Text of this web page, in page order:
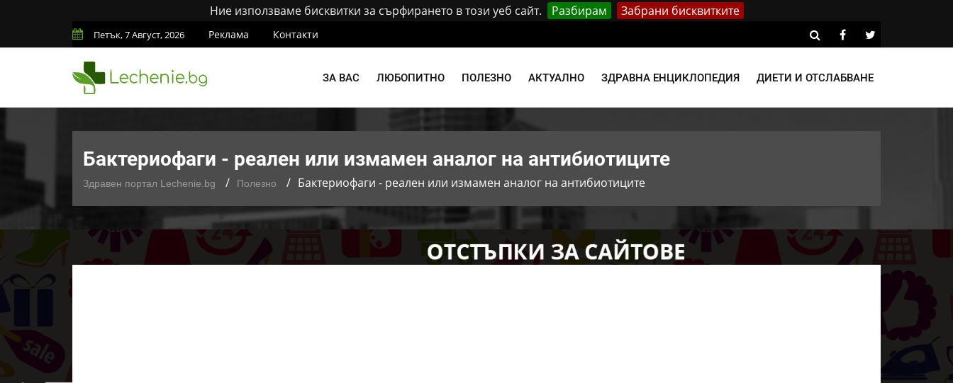
Ние използваме бисквитки за сърфирането в този уеб сайт. Разбирам Забрани бисквитките
Петък, 7 Август, 2026 Реклама Контакти
ЗА ВАС ЛЮБОПИТНО ПОЛЕЗНО АКТУАЛНО ЗДРАВНА ЕНЦИКЛОПЕДИЯ ДИЕТИ И ОТСЛАБВАНЕ
Бактериофаги - реален или измамен аналог на антибиотиците
Здравен портал Lechenie.bg Полезно Бактериофаги - реален или измамен аналог на антибиотиците